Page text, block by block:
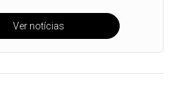
Ver notícias